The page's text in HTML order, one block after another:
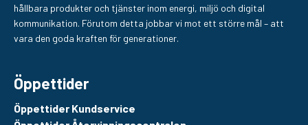
hållbara produkter och tjänster inom energi, miljö och digital
kommunikation. Förutom detta jobbar vi mot ett större mål – att
vara den goda kraften för generationer.
Öppettider
Öppettider Kundservice